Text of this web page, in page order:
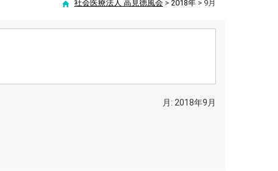
社会医療法人 高見徳風会 > 2018年 > 9月
月: 2018年9月